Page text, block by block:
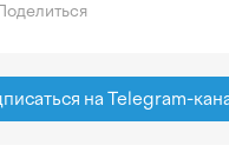
на Telegram-